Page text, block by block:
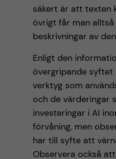
säkert är att texten
övrigt får man
beskrivningar av
Enligt den
övergripande
verktyg som
och de värderingar
investeringar i AI
förvåning, men
har till syfte att
Observera också